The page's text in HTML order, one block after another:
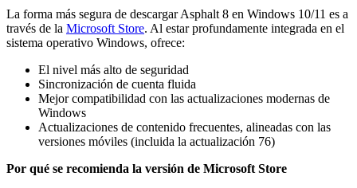
La forma más segura de descargar Asphalt 8 en Windows 10/11 es a
través de la Microsoft Store. Al estar profundamente integrada en el
sistema operativo Windows, ofrece:
El nivel más alto de seguridad
Sincronización de cuenta fluida
Mejor compatibilidad con las actualizaciones modernas de
Windows
Actualizaciones de contenido frecuentes, alineadas con las
versiones móviles (incluida la actualización 76)
Por qué se recomienda la versión de Microsoft Store